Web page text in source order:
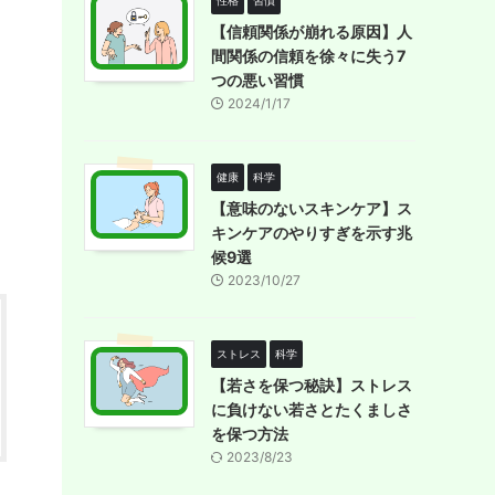
【信頼関係が崩れる原因】人
間関係の信頼を徐々に失う7
つの悪い習慣
2024/1/17
健康 科学
【意味のないスキンケア】ス
キンケアのやりすぎを示す兆
候9選
2023/10/27
ストレス 科学
【若さを保つ秘訣】ストレス
に負けない若さとたくましさ
を保つ方法
2023/8/23